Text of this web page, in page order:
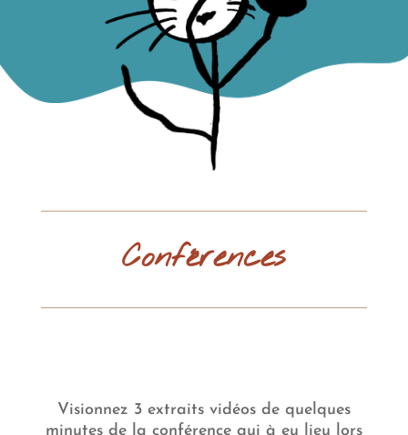
Conférences
Visionnez 3 extraits vidéos de quelques
minutes de la conférence qui à eu lieu lors